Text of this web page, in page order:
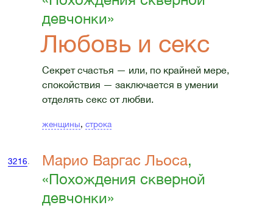
девчонки»
Любовь и секс
Секрет счастья — или, по крайней мере,
спокойствия — заключается в умении
отделять секс от любви.
женщины,строка
3216. Марио Варгас Льоса,
«Похождения скверной
девчонки»